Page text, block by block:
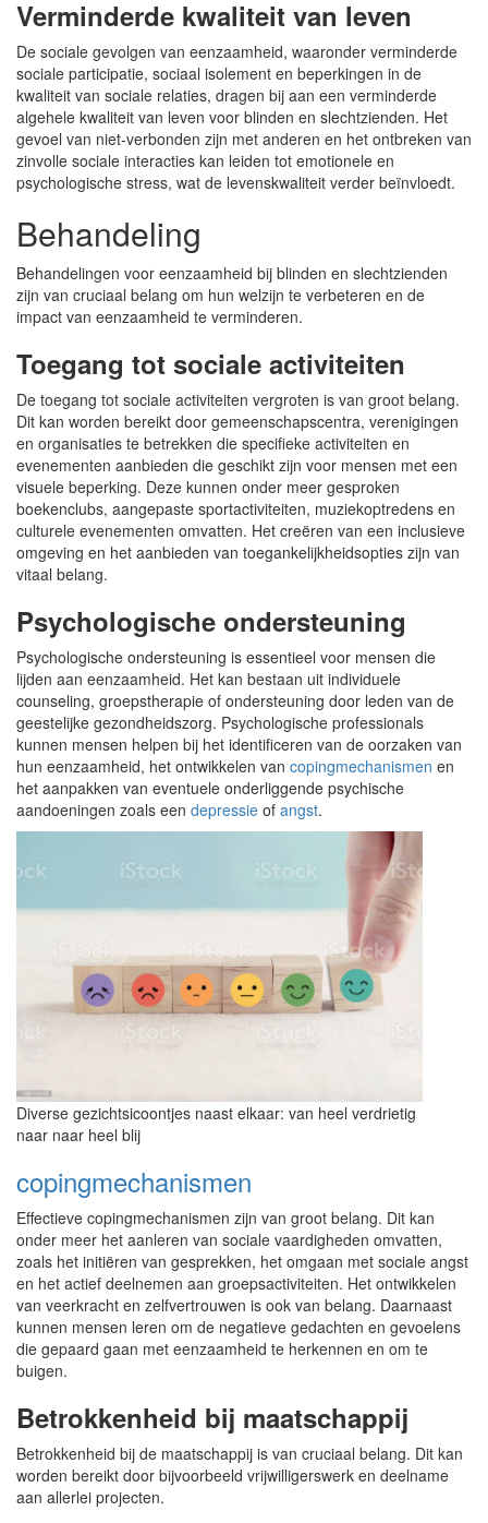
Verminderde kwaliteit van leven
De sociale gevolgen van eenzaamheid, waaronder verminderde
sociale participatie, sociaal isolement en beperkingen in de
kwaliteit van sociale relaties, dragen bij aan een verminderde
algehele kwaliteit van leven voor blinden en slechtzienden. Het
gevoel van niet-verbonden zijn met anderen en het ontbreken van
zinvolle sociale interacties kan leiden tot emotionele en
psychologische stress, wat de levenskwaliteit verder beïnvloedt.
Behandeling
Behandelingen voor eenzaamheid bij blinden en slechtzienden
zijn van cruciaal belang om hun welzijn te verbeteren en de
impact van eenzaamheid te verminderen.
Toegang tot sociale activiteiten
De toegang tot sociale activiteiten vergroten is van groot belang.
Dit kan worden bereikt door gemeenschapscentra, verenigingen
en organisaties te betrekken die specifieke activiteiten en
evenementen aanbieden die geschikt zijn voor mensen met een
visuele beperking. Deze kunnen onder meer gesproken
boekenclubs, aangepaste sportactiviteiten, muziekoptredens en
culturele evenementen omvatten. Het creëren van een inclusieve
omgeving en het aanbieden van toegankelijkheidsopties zijn van
vitaal belang.
Psychologische ondersteuning
Psychologische ondersteuning is essentieel voor mensen die
lijden aan eenzaamheid. Het kan bestaan uit individuele
counseling, groepstherapie of ondersteuning door leden van de
geestelijke gezondheidszorg. Psychologische professionals
kunnen mensen helpen bij het identificeren van de oorzaken van
hun eenzaamheid, het ontwikkelen van copingmechanismen en
het aanpakken van eventuele onderliggende psychische
aandoeningen zoals een depressie of angst.
Diverse gezichtsicoontjes naast elkaar: van heel verdrietig
naar naar heel blij
copingmechanismen
Effectieve copingmechanismen zijn van groot belang. Dit kan
onder meer het aanleren van sociale vaardigheden omvatten,
zoals het initiëren van gesprekken, het omgaan met sociale angst
en het actief deelnemen aan groepsactiviteiten. Het ontwikkelen
van veerkracht en zelfvertrouwen is ook van belang. Daarnaast
kunnen mensen leren om de negatieve gedachten en gevoelens
die gepaard gaan met eenzaamheid te herkennen en om te
buigen.
Betrokkenheid bij maatschappij
Betrokkenheid bij de maatschappij is van cruciaal belang. Dit kan
worden bereikt door bijvoorbeeld vrijwilligerswerk en deelname
aan allerlei projecten.